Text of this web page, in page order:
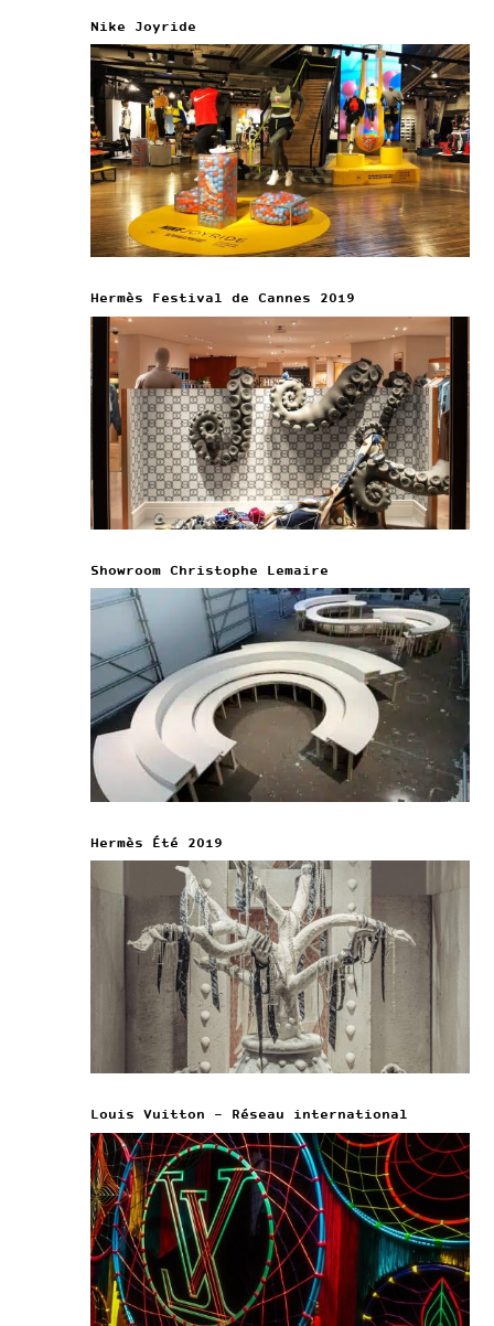
Nike Joyride
Hermès Festival de Cannes 2019
Showroom Christophe Lemaire
Hermès Été 2019
Louis Vuitton – Réseau international